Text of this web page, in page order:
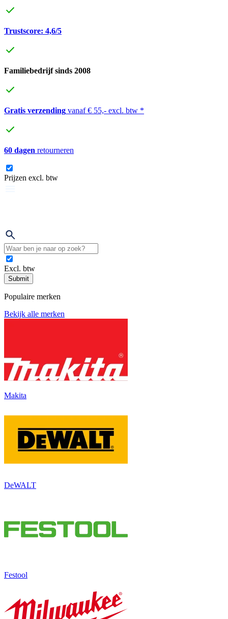
Trustscore: 4,6/5
Familiebedrijf sinds 2008
Gratis verzending vanaf € 55,- excl. btw *
60 dagen retourneren
Prijzen excl. btw
Excl. btw
Submit
Populaire merken
Bekijk alle merken
Makita
DeWALT
Festool